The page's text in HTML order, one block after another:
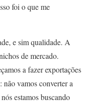
foi o que me
e sim qualidade. A
de mercado.
a fazer exportações
não vamos converter a
estamos buscando